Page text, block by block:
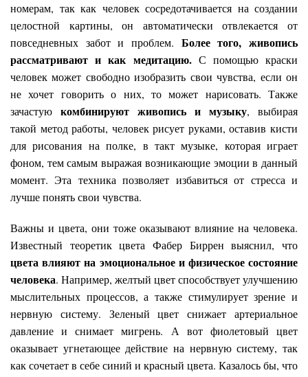
номерам, так как человек сосредотачивается на создании
целостной картины, он автоматически отвлекается от
повседневных забот и проблем. Более того, живопись
рассматривают и как медитацию. С помощью краски
человек может свободно изобразить свои чувства, если он
не хочет говорить о них, то может нарисовать. Также
зачастую комбинируют живопись и музыку, выбирая
такой метод работы, человек рисует руками, оставив кисти
для рисования на полке, в такт музыке, которая играет
фоном, тем самым выражая возникающие эмоции в данный
момент. Эта техника позволяет избавиться от стресса и
лучше понять свои чувства.
Важны и цвета, они тоже оказывают влияние на человека.
Известный теоретик цвета Фабер Биррен выяснил, что
цвета влияют на эмоциональное и физическое состояние
человека. Например, желтый цвет способствует улучшению
мыслительных процессов, а также стимулирует зрение и
нервную систему. Зеленый цвет снижает артериальное
давление и снимает мигрень. А вот фиолетовый цвет
оказывает угнетающее действие на нервную систему, так
как сочетает в себе синий и красный цвета. Казалось бы, что